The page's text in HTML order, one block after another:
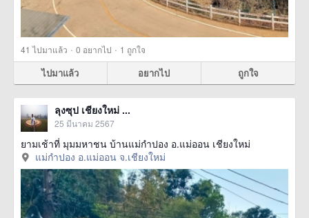
41 ไปมาแล้ว · 0 อยากไป · 1 ถูกใจ
ไปมาแล้ว อยากไป ถูกใจ
ลุงซุป เชียงใหม่ ...
25 มีนาคม 2567
ยามเช้าที่ มุมมหาชน บ้านแม่กำปอง อ.แม่ออน เชียงใหม่
แม่กำปอง อ.แม่ออน จ.เชียงใหม่